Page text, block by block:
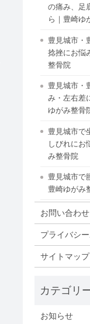
の痛み、足
ら｜豊崎ゆ
豊見城市・
捻挫にお悩
整骨院
豊見城市・
み・左右差
ゆがみ整骨
豊見城市で
しびれにお
み整骨院
豊見城市で
豊崎ゆがみ
お問い合わせ
プライバシ
サイトマップ
お知らせ